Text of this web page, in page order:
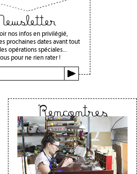
nos infos en privilégié,
prochaines dates avant tout
opérations spéciales...
pour ne rien rater !
Rencontres